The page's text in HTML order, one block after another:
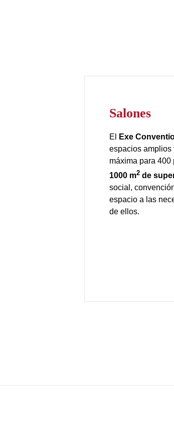
Salones
El Exe
espacios amplios
máxima para 400
1000 m2 de
social,
espacio a las
de ellos.